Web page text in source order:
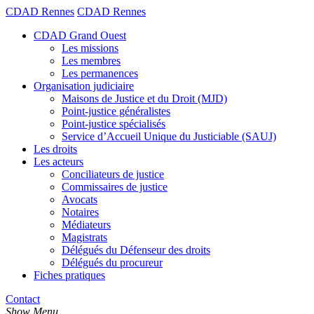
CDAD Rennes CDAD Rennes
CDAD Grand Ouest
Les missions
Les membres
Les permanences
Organisation judiciaire
Maisons de Justice et du Droit (MJD)
Point-justice généralistes
Point-justice spécialisés
Service d’Accueil Unique du Justiciable (SAUJ)
Les droits
Les acteurs
Conciliateurs de justice
Commissaires de justice
Avocats
Notaires
Médiateurs
Magistrats
Délégués du Défenseur des droits
Délégués du procureur
Fiches pratiques
Contact
Show Menu